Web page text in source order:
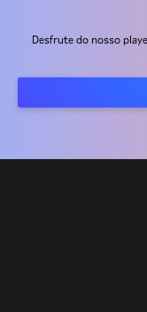
Desfrute do nosso